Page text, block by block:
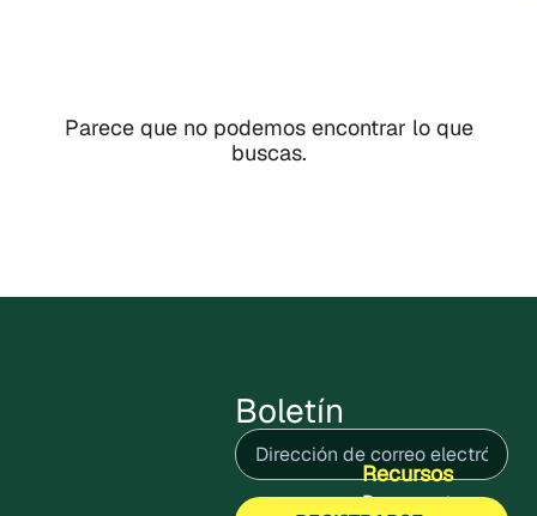
Parece que no podemos encontrar lo que
buscas.
Boletín
Correo
electrónico (Obligatorio)
Recursos
Documentos